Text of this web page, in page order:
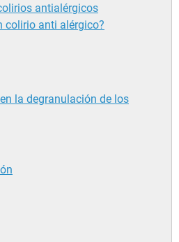
antialérgicos
colirio anti alérgico?
la degranulación de los